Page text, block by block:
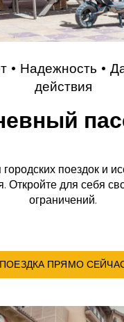
• Надежность •
действия
поездок и
Откройте для себя
ограничений.
ПОЕЗДКА ПРЯМО